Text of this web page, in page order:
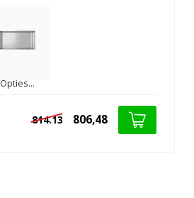
Opties...
814.13 806,48